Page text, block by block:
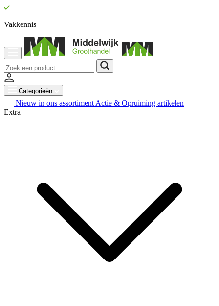
Vakkennis
Categorieën
Nieuw in ons assortiment Actie & Opruiming artikelen
Extra